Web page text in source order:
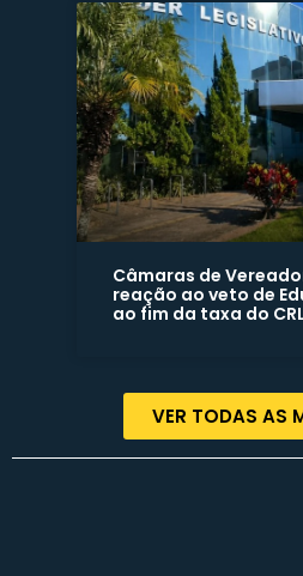
Câmaras de
reação ao veto de
ao fim da taxa do
VER TODAS AS